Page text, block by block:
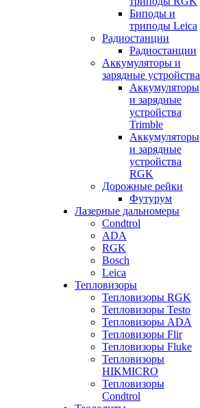
Биподы и
триподы Leica
Радиостанции
Радиостанции
Аккумуляторы и
зарядные устройства
Аккумуляторы
и зарядные
устройства
Trimble
Аккумуляторы
и зарядные
устройства
RGK
Дорожные рейки
Футурум
Лазерные дальномеры
Condtrol
ADA
RGK
Bosch
Leica
Тепловизоры
Тепловизоры RGK
Тепловизоры Testo
Тепловизоры ADA
Тепловизоры Flir
Тепловизоры Fluke
Тепловизоры
HIKMICRO
Тепловизоры
Condtrol